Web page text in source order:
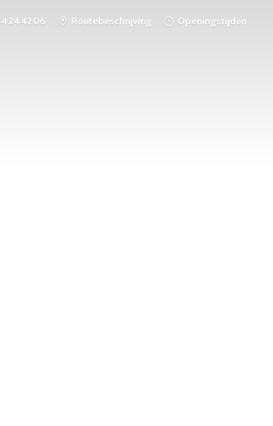
24 42 06 Routebeschrijving Openingstijden